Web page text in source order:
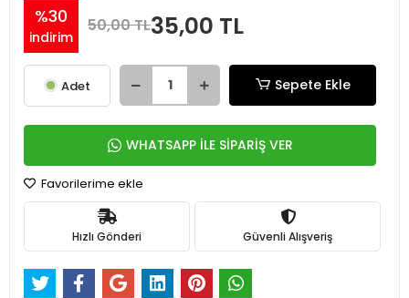
%30
indirim
50,00 TL35,00 TL
Adet Sepete Ekle
WHATSAPP İLE SİPARİŞ VER
Favorilerime ekle
Hızlı Gönderi Güvenli Alışveriş